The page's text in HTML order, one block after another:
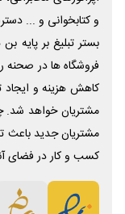
و کتابخوانی و ...
بستر تبلیغ بر پایه
فروشگاه ها در صحنه
کاهش هزینه و
مشتریان خواهد
مشتریان جدید باعث
کسب و کار در فضای